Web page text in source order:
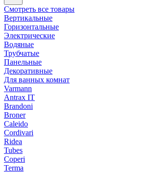
Смотреть все товары
Вертикальные
Горизонтальные
Электрические
Водяные
Трубчатые
Панельные
Декоративные
Для ванных комнат
Varmann
Antrax IT
Brandoni
Broner
Caleido
Cordivari
Ridea
Tubes
Coperi
Terma